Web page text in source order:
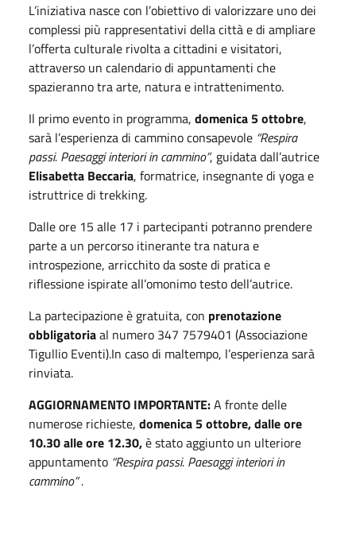
L’iniziativa nasce con l’obiettivo di valorizzare uno dei
complessi più rappresentativi della città e di ampliare
l’offerta culturale rivolta a cittadini e visitatori,
attraverso un calendario di appuntamenti che
spazieranno tra arte, natura e intrattenimento.
Il primo evento in programma, domenica 5 ottobre,
sarà l’esperienza di cammino consapevole “Respira
passi. Paesaggi interiori in cammino”, guidata dall’autrice
Elisabetta Beccaria, formatrice, insegnante di yoga e
istruttrice di trekking.
Dalle ore 15 alle 17 i partecipanti potranno prendere
parte a un percorso itinerante tra natura e
introspezione, arricchito da soste di pratica e
riflessione ispirate all’omonimo testo dell’autrice.
La partecipazione è gratuita, con prenotazione
obbligatoriaal numero 347 7579401 (Associazione
Tigullio Eventi).In caso di maltempo, l’esperienza sarà
rinviata.
AGGIORNAMENTO IMPORTANTE:A fronte delle
numerose richieste, domenica 5 ottobre, dalle ore
10.30 alle ore 12.30,è stato aggiunto un ulteriore
appuntamento “Respira passi. Paesaggi interiori in
cammino” .